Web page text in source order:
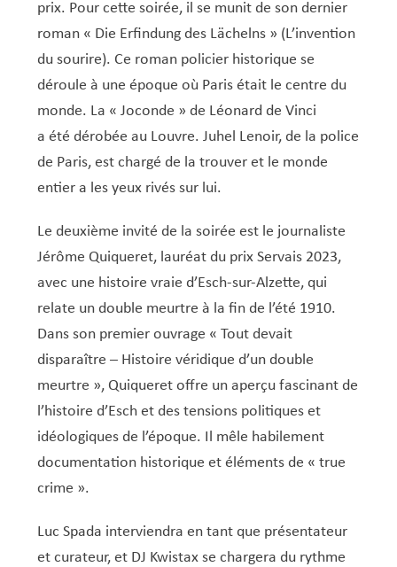
Musée municipal
Service national de la jeunesse (SNJ) – Antenne
locale
Service écologique – Maison verte
Vélo
Réserve naturelle Haard
Urban Garden NeiSchmelz
Service logement
Pacte Logement 2.0
PAP QE (Plan d’Aménagement Particulier « Quartiers
Existants »)
PAP NQ (Plan d’Aménagement Particulier « Nouveau
Quartier »)
PAP NQ en cours de procédure
PAG
PAP NQ
Projet NeiSchmelz
Projets à venir
prix. Pour cette soirée, il se munit de son dernier
roman « Die Erfindung des Lächelns » (L’invention
du sourire). Ce roman policier historique se
déroule à une époque où Paris était le centre du
monde. La « Joconde » de Léonard de Vinci
a été dérobée au Louvre. Juhel Lenoir, de la police
de Paris, est chargé de la trouver et le monde
entier a les yeux rivés sur lui.
Le deuxième invité de la soirée est le journaliste
Jérôme Quiqueret, lauréat du prix Servais 2023,
avec une histoire vraie d’Esch-sur-Alzette, qui
relate un double meurtre à la fin de l’été 1910.
Dans son premier ouvrage « Tout devait
disparaître – Histoire véridique d’un double
meurtre », Quiqueret offre un aperçu fascinant de
l’histoire d’Esch et des tensions politiques et
idéologiques de l’époque. Il mêle habilement
documentation historique et éléments de « true
crime ».
Luc Spada interviendra en tant que présentateur
et curateur, et DJ Kwistax se chargera du rythme